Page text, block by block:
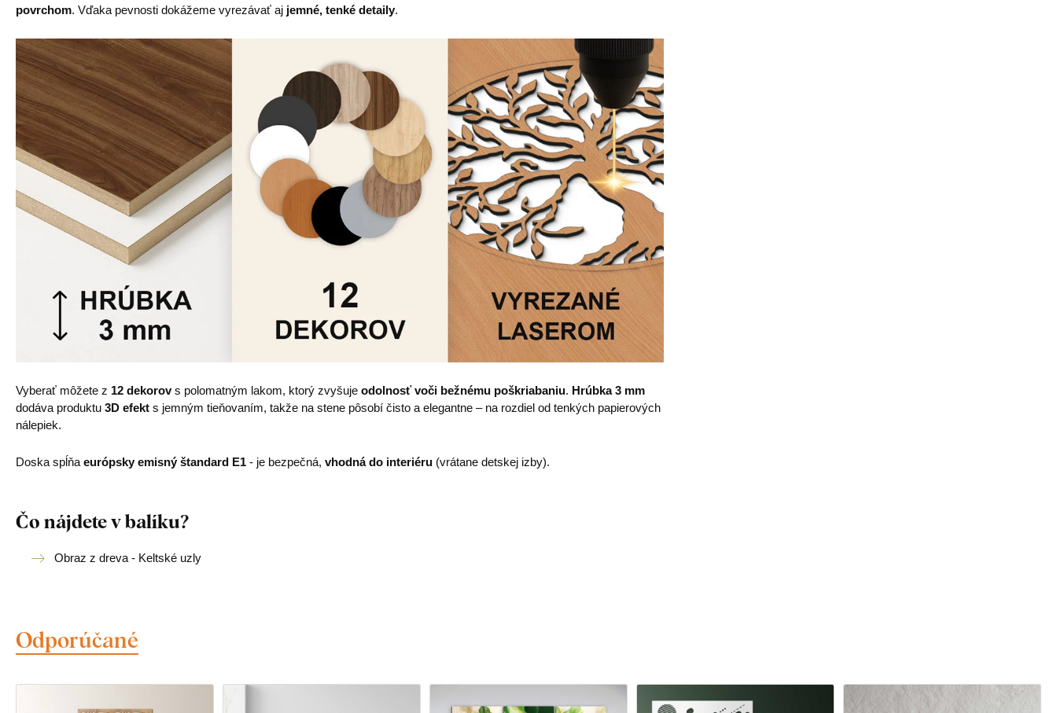
povrchom. Vďaka pevnosti dokážeme vyrezávať aj jemné, tenké detaily.
Vyberať môžete z 12 dekorovs polomatným lakom, ktorý zvyšuje odolnosť voči bežnému poškriabaniu. Hrúbka 3 mm
dodáva produktu 3D efekt s jemným tieňovaním, takže na stene pôsobí čisto a elegantne – na rozdiel od tenkých papierových
nálepiek.
Doska spĺňa európsky emisný štandard E1 - je bezpečná, vhodná do interiéru (vrátane detskej izby).
Čo nájdete v balíku?
Obraz z dreva - Keltské uzly
Odporúčané